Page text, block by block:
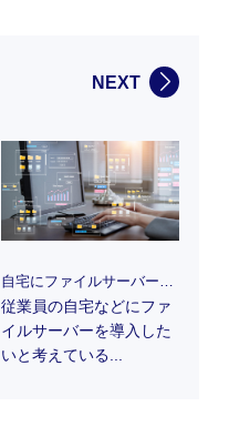
NEXT
自宅にファイルサーバーを設置する方法|ファイルサーバーとNASの違いも解説
従業員の自宅などにファ
イルサーバーを導入した
いと考えている...